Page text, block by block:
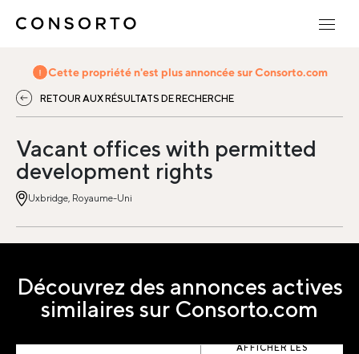
Cette propriété n'est plus annoncée sur Consorto.com
RETOUR AUX RÉSULTATS DE RECHERCHE
Vacant offices with permitted
development rights
Uxbridge, Royaume-Uni
Découvrez des annonces actives
similaires sur Consorto.com
AFFICHER LES